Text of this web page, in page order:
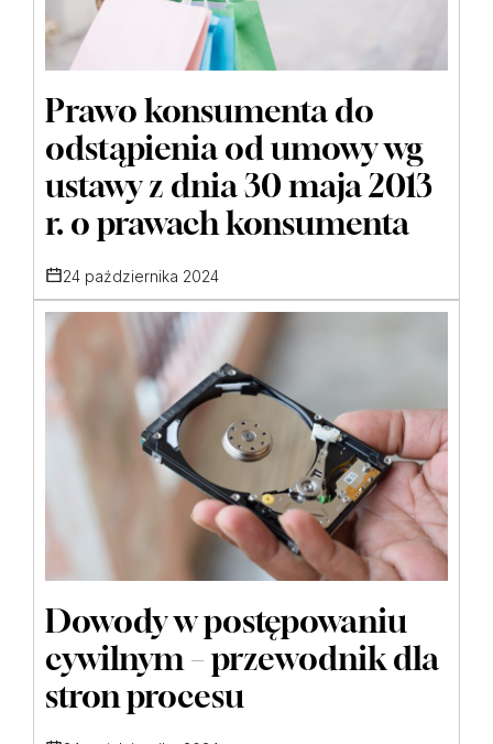
Prawo konsumenta do
odstąpienia od umowy wg
ustawy z dnia 30 maja 2013
r. o prawach konsumenta
24 października 2024
Dowody w postępowaniu
cywilnym – przewodnik dla
stron procesu